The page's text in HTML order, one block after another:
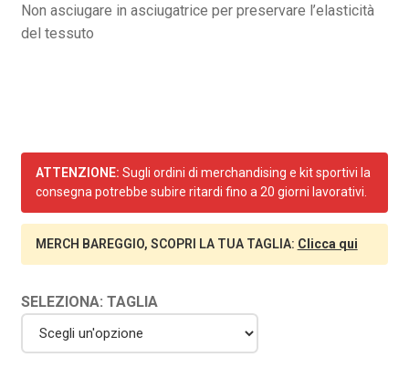
Non asciugare in asciugatrice per preservare l’elasticità
del tessuto
ATTENZIONE: Sugli ordini di merchandising e kit sportivi la
consegna potrebbe subire ritardi fino a 20 giorni lavorativi.
MERCH BAREGGIO, SCOPRI LA TUA TAGLIA: Clicca qui
SELEZIONA: TAGLIA